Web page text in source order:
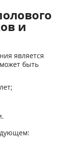
и
является
быть